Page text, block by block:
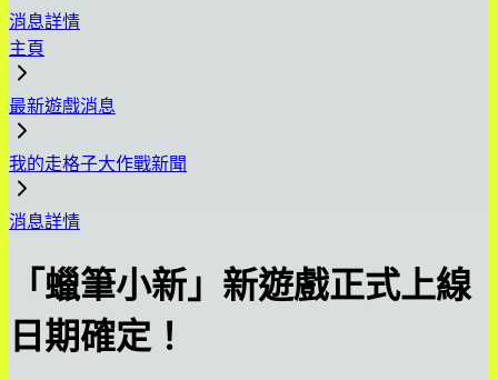
消息詳情
主頁
最新遊戲消息
我的走格子大作戰新聞
消息詳情
「蠟筆小新」新遊戲正式上線
日期確定！